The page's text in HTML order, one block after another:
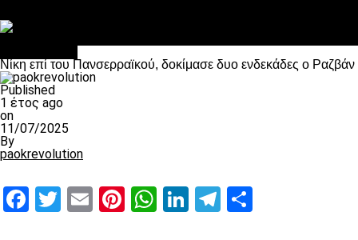
Νίκη επί του Πανσερραϊκού, δοκίμασε δυο ενδεκάδες ο Ραζβάν
Published
1 έτος ago
on
11/07/2025
By
paokrevolution
Facebook
Twitter
EmailPinterest
WhatsApp
LinkedIn
Telegram